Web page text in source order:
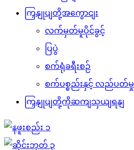
ကြှနျုပျတို့အကွောငျး
လက်မှတ်မူပိုင်ခွင့်
ပြပွဲ
စက်ရုံခရီးစဉ်
စက်ပစ္စည်းနှင့် လည်ပတ်မှု
ကြှနျုပျတို့ကိုဆကျသှယျရနျ